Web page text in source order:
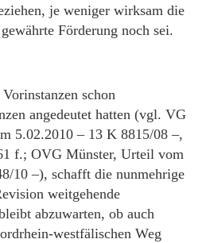
je weniger wirksam die
Förderung noch sei.
schon
angedeutet hatten (vgl. VG
5.02.2010 – 13 K 8815/08 –,
f.; OVG Münster, Urteil vom
10 –), schafft die nunmehrige
weitgehende
abzuwarten, ob auch
westfälischen Weg